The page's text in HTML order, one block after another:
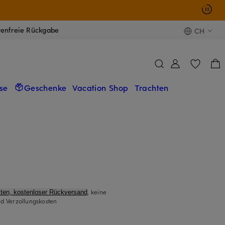
Rückgabe CH
Geschenke Vacation Shop Trachten
kostenloser Rückversand, keine
Verzollungskosten